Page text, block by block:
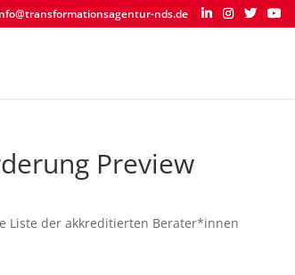
nds.de
Preview
Liste der akkreditierten Berater*innen